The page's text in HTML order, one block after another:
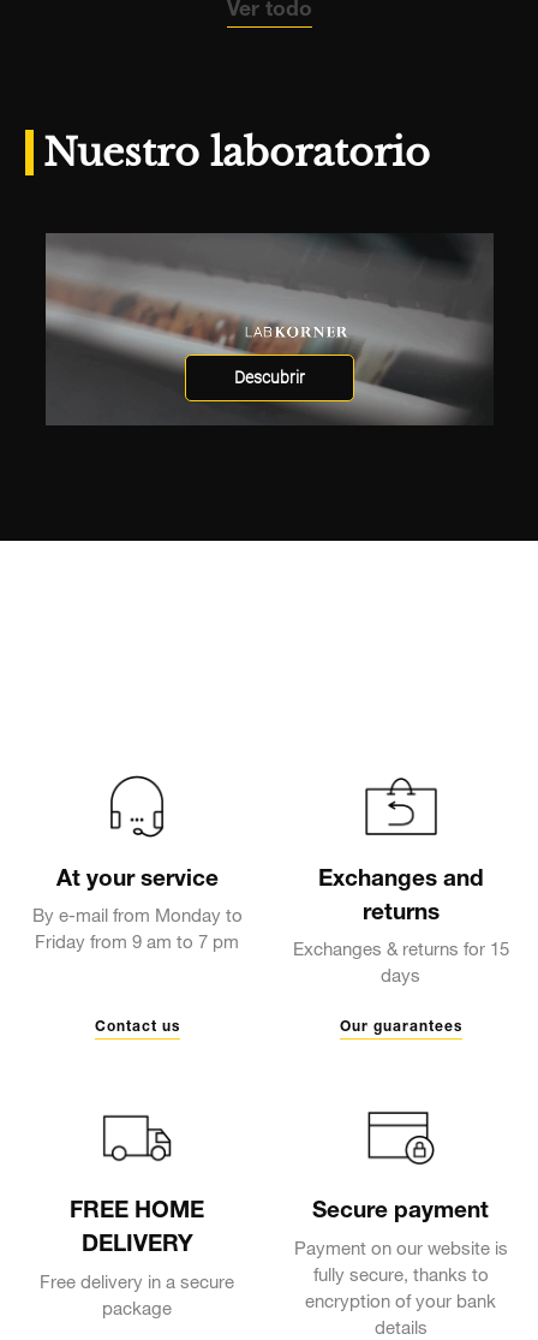
Ver todo
Nuestro laboratorio
Descubrir
At your service
By e-mail from Monday to
Friday from 9 am to 7 pm
Contact us
Exchanges and
returns
Exchanges & returns for 15
days
Our guarantees
FREE HOME
DELIVERY
Free delivery in a secure
package
Secure payment
Payment on our website is
fully secure, thanks to
encryption of your bank
details